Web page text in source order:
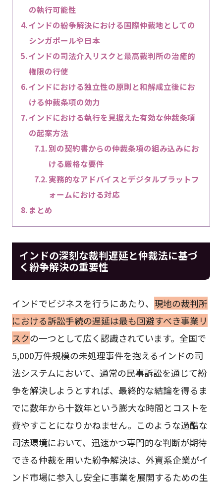
の執行可能性
インドの紛争解決における国際仲裁地としての
シンガポールや日本
インドの司法介入リスクと最高裁判所の治癒的
権限の行使
インドにおける独立性の原則と和解成立後にお
ける仲裁条項の効力
インドにおける執行を見据えた有効な仲裁条項
の起案方法
別の契約書からの仲裁条項の組み込みにお
ける厳格な要件
実務的なアドバイスとデジタルプラットフ
ォームにおける対応
まとめ
インドの深刻な裁判遅延と仲裁法に基づ
く紛争解決の重要性
インドでビジネスを行うにあたり、 現地の裁判所
における訴訟手続の遅延は最も回避すべき事業リ
スクの一つとして広く認識されています。全国で
5,000万件規模の未処理事件を抱えるインドの司
法システムにおいて、通常の民事訴訟を通じて紛
争を解決しようとすれば、最終的な結論を得るま
でに数年から十数年という膨大な時間とコストを
費やすことになりかねません。このような過酷な
司法環境において、迅速かつ専門的な判断が期待
できる仲裁を用いた紛争解決は、外資系企業がイ
ンド市場に参入し安全に事業を展開するための生